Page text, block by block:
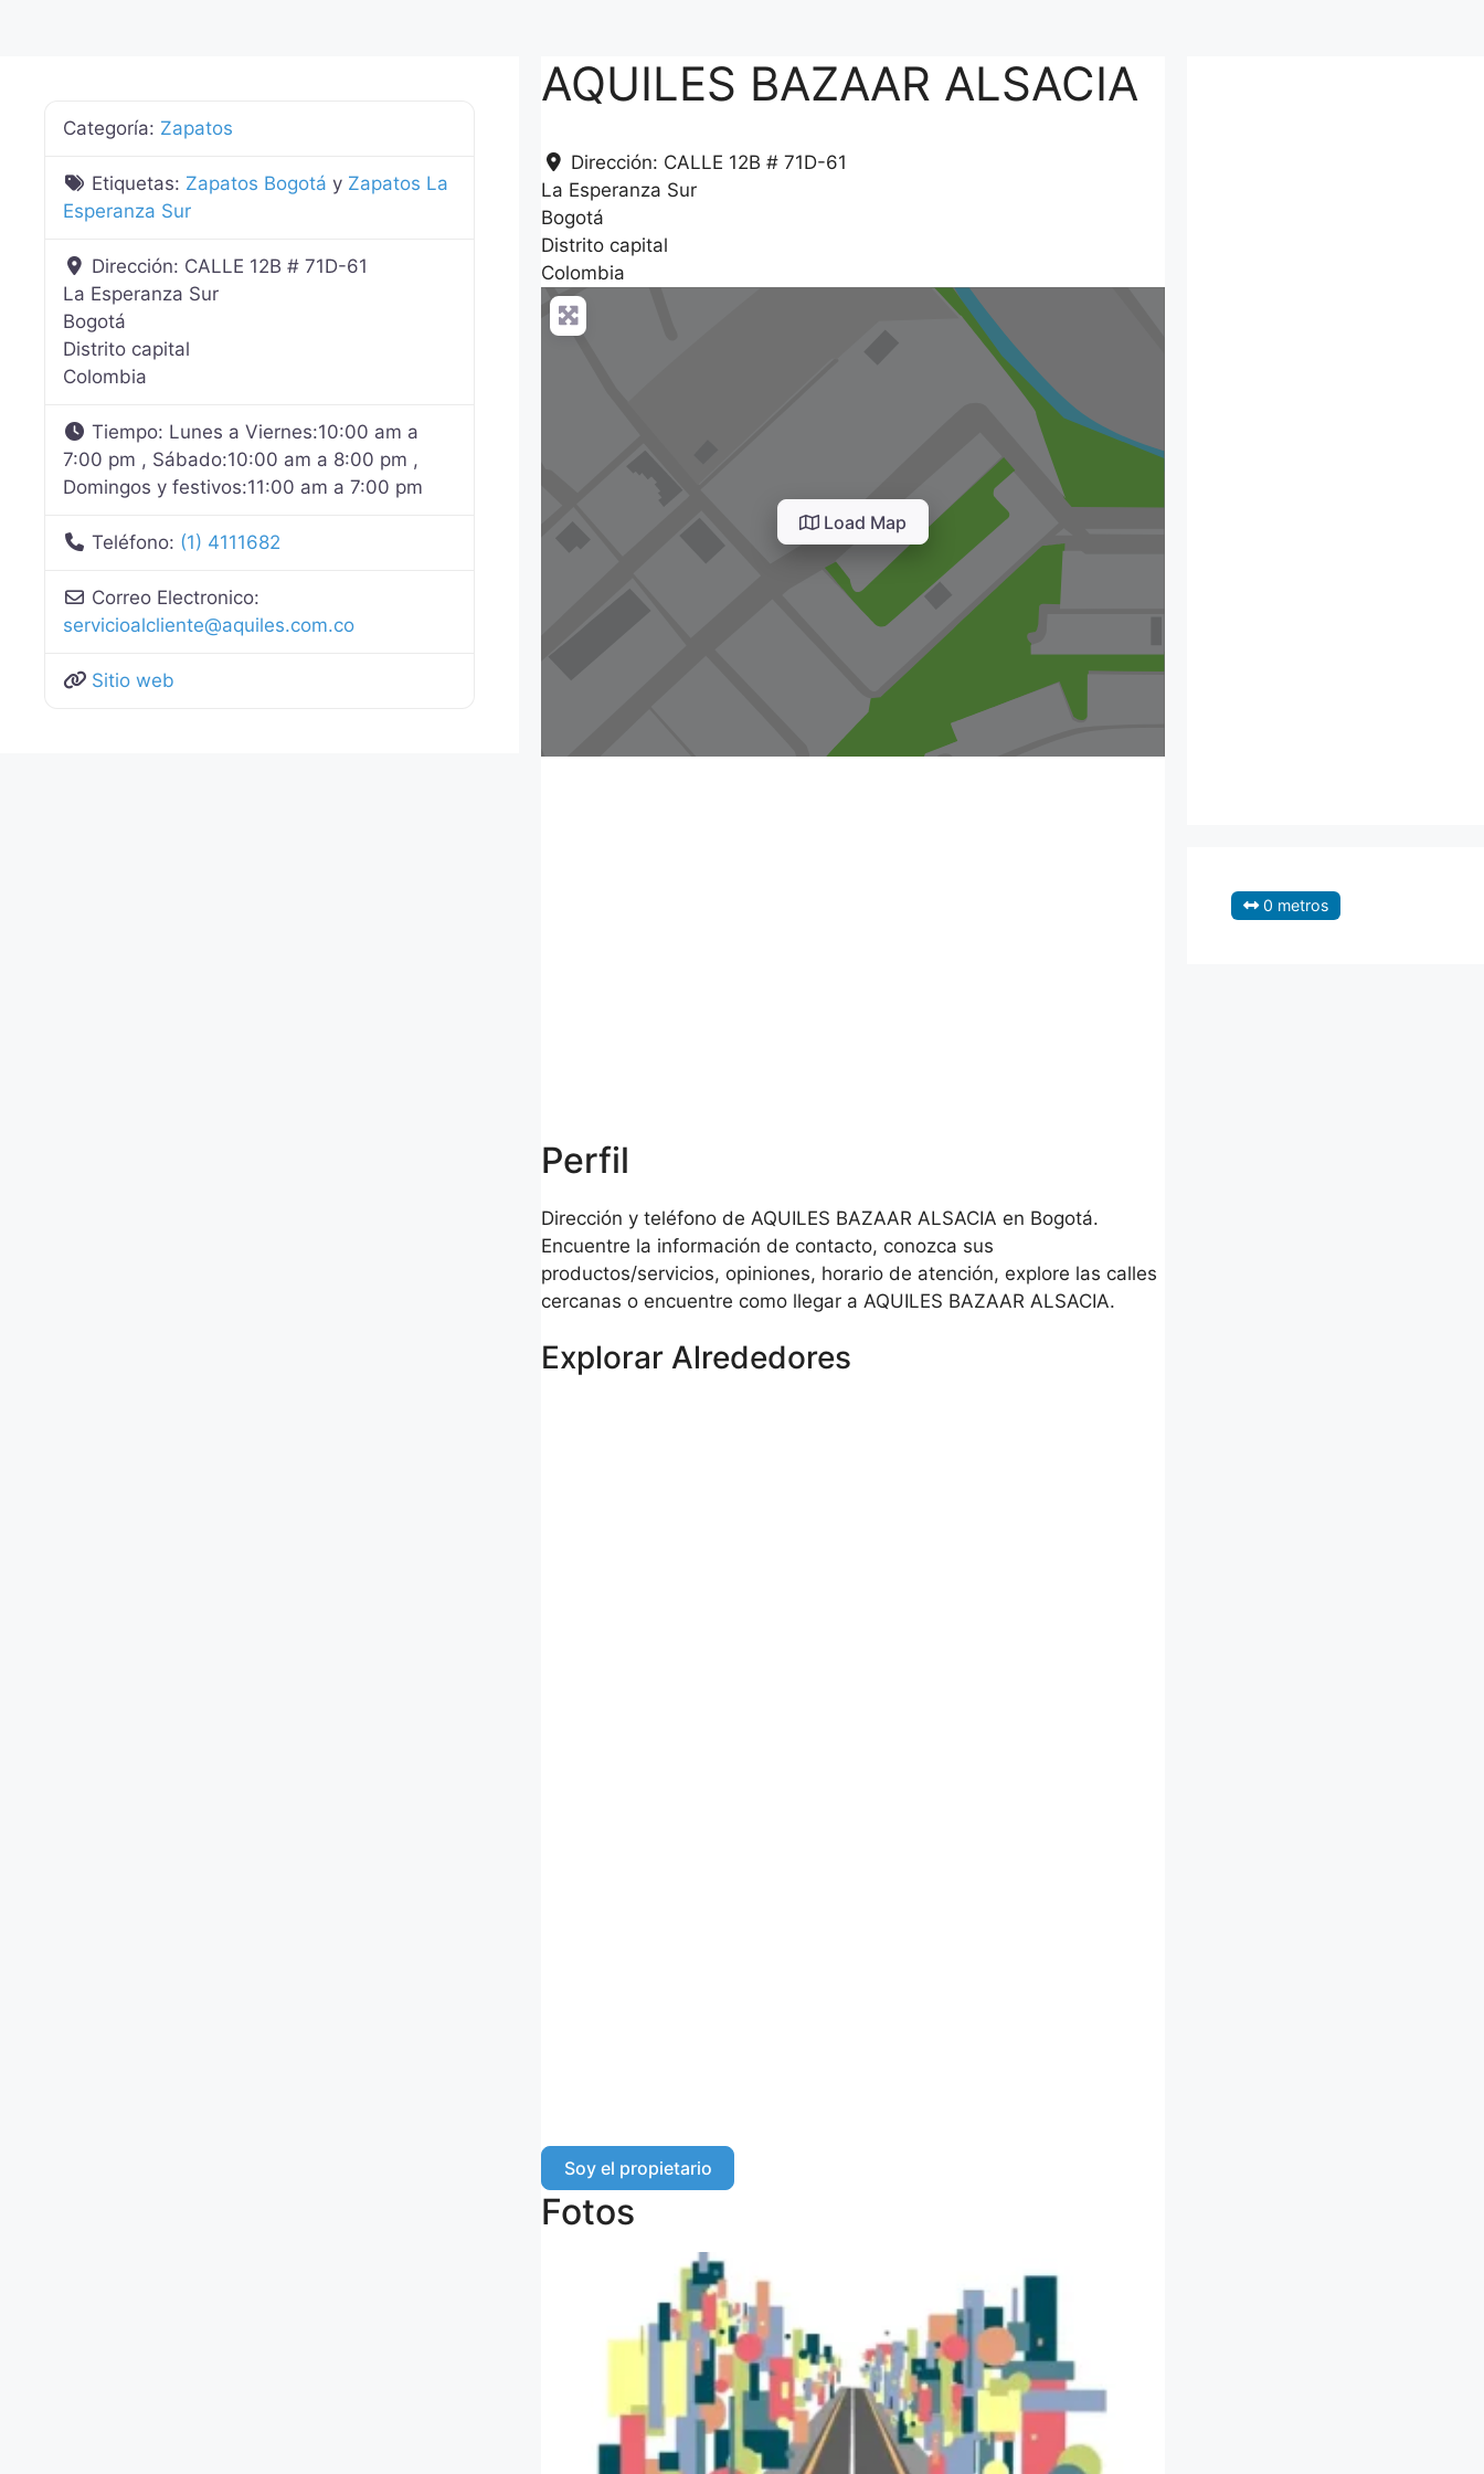
AQUILES BAZAAR ALSACIA
Dirección: CALLE 12B # 71D-61
La Esperanza Sur
Bogotá
Distrito capital
Colombia
Load Map
Perfil
Dirección y teléfono de AQUILES BAZAAR ALSACIA en Bogotá.
Encuentre la información de contacto, conozca sus
productos/servicios, opiniones, horario de atención, explore las calles
cercanas o encuentre como llegar a AQUILES BAZAAR ALSACIA.
Explorar Alrededores
Soy el propietario
Fotos
Categoría: Zapatos
Etiquetas: Zapatos Bogotá y Zapatos La
Esperanza Sur
Dirección: CALLE 12B # 71D-61
La Esperanza Sur
Bogotá
Distrito capital
Colombia
Tiempo: Lunes a Viernes:10:00 am a
7:00 pm , Sábado:10:00 am a 8:00 pm ,
Domingos y festivos:11:00 am a 7:00 pm
Teléfono: (1) 4111682
Correo Electronico:
servicioalcliente@aquiles.com.co
Sitio web
0 metros